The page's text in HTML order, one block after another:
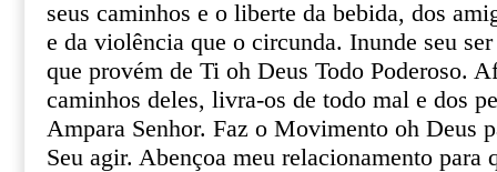
seus caminhos e o liberte da bebida, dos
e da violência que o circunda. Inunde seu
que provém de Ti oh Deus Todo Poderoso.
caminhos deles, livra-os de todo mal e dos
Ampara Senhor. Faz o Movimento oh Deus
Seu agir. Abençoa meu relacionamento para